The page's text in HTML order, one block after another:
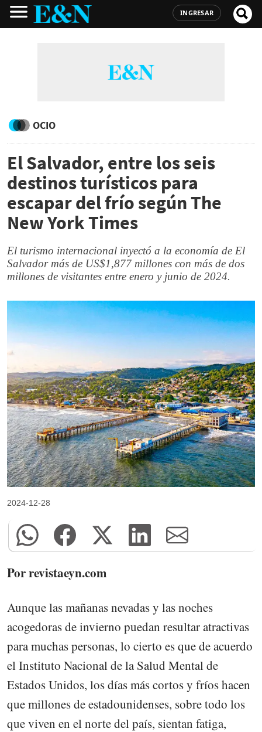
INGRESAR
OCIO
El Salvador, entre los seis
destinos turísticos para
escapar del frío según The
New York Times
El turismo internacional inyectó a la economía de El
Salvador más de US$1,877 millones con más de dos
millones de visitantes entre enero y junio de 2024.
2024-12-28
Por revistaeyn.com
Aunque las mañanas nevadas y las noches
acogedoras de invierno puedan resultar atractivas
para muchas personas, lo cierto es que de acuerdo
el Instituto Nacional de la Salud Mental de
Estados Unidos, los días más cortos y fríos hacen
que millones de estadounidenses, sobre todo los
que viven en el norte del país, sientan fatiga,